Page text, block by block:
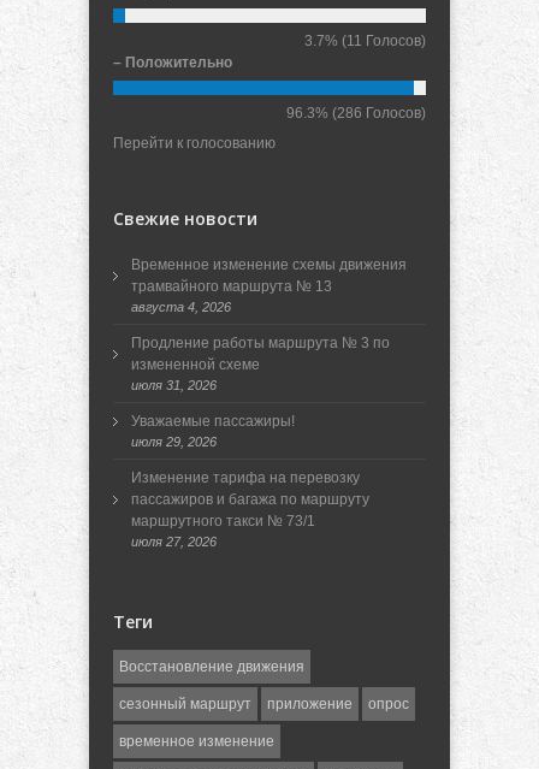
3.7% (11 Голосов)
– Положительно
96.3% (286 Голосов)
Перейти к голосованию
Свежие новости
Временное изменение схемы движения
трамвайного маршрута № 13
августа 4, 2026
Продление работы маршрута № 3 по
измененной схеме
июля 31, 2026
Уважаемые пассажиры!
июля 29, 2026
Изменение тарифа на перевозку
пассажиров и багажа по маршруту
маршрутного такси № 73/1
июля 27, 2026
Теги
Восстановление движения
сезонный маршрут приложение опрос
временное изменение